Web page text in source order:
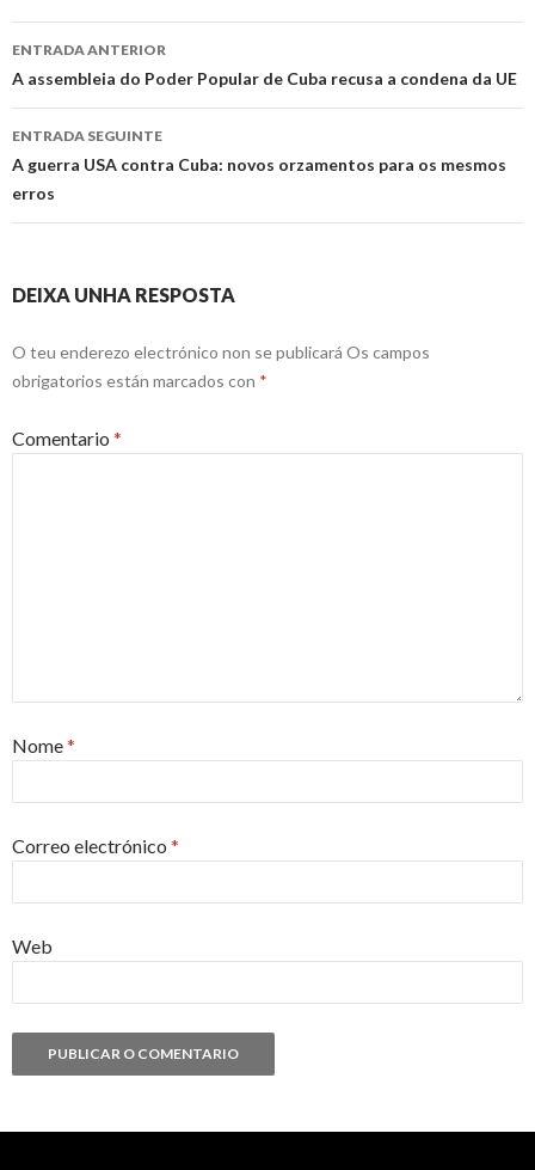
Ir
a
entrada
ENTRADA ANTERIOR
A assembleia do Poder Popular de Cuba recusa a condena da UE
ENTRADA SEGUINTE
A guerra USA contra Cuba: novos orzamentos para os mesmos
erros
DEIXA UNHA RESPOSTA
O teu enderezo electrónico non se publicará Os campos
obrigatorios están marcados con *
Comentario *
Nome*
Correo electrónico *
Web